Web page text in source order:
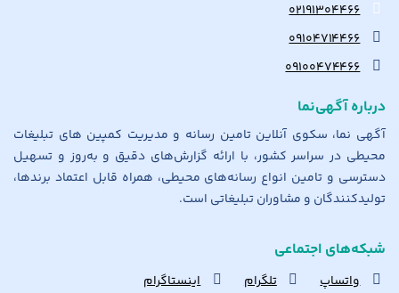
۰۲۱۹۱۳۰۴۴۶۶
۰۹۱۰۴۷۱۴۴۶۶
۰۹۱۰۰۴۷۴۴۶۶
درباره آگهی‌نما
آگهی نما، سکوی آنلاین تامین رسانه و مدیریت کمپین های تبلیغات
محیطی در سراسر کشور، با ارائه گزارش‌های دقیق و به‌روز و تسهیل
دسترسی و تامین انواع رسانه‌های محیطی، همراه قابل اعتماد برندها،
تولیدکنندگان و مشاوران تبلیغاتی است.
شبکه‌های اجتماعی
واتساپ تلگرام اینستاگرام